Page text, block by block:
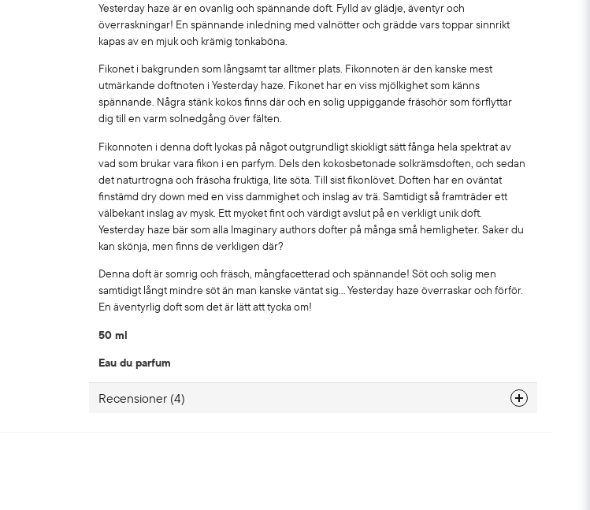
Yesterday haze är en ovanlig och spännande doft. Fylld av glädje, äventyr och
överraskningar! En spännande inledning med valnötter och grädde vars toppar sinnrikt
kapas av en mjuk och krämig tonkaböna.
Fikonet i bakgrunden som långsamt tar alltmer plats. Fikonnoten är den kanske mest
utmärkande doftnoten i Yesterday haze. Fikonet har en viss mjölkighet som känns
spännande. Några stänk kokos finns där och en solig uppiggande fräschör som förflyttar
dig till en varm solnedgång över fälten.
Fikonnoten i denna doft lyckas på något outgrundligt skickligt sätt fånga hela spektrat av
vad som brukar vara fikon i en parfym. Dels den kokosbetonade solkrämsdoften, och sedan
det naturtrogna och fräscha fruktiga, lite söta. Till sist fikonlövet. Doften har en oväntat
finstämd dry down med en viss dammighet och inslag av trä. Samtidigt så framträder ett
välbekant inslag av mysk. Ett mycket fint och värdigt avslut på en verkligt unik doft.
Yesterday haze bär som alla Imaginary authors dofter på många små hemligheter. Saker du
kan skönja, men finns de verkligen där?
Denna doft är somrig och fräsch, mångfacetterad och spännande! Söt och solig men
samtidigt långt mindre söt än man kanske väntat sig… Yesterday haze överraskar och förför.
En äventyrlig doft som det är lätt att tycka om!
50 ml
Eau du parfum
Recensioner (4)